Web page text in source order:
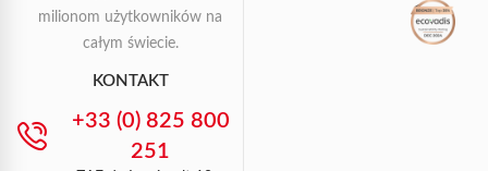
milionom użytkowników na
całym świecie.
KONTAKT
+33 (0) 825 800
251